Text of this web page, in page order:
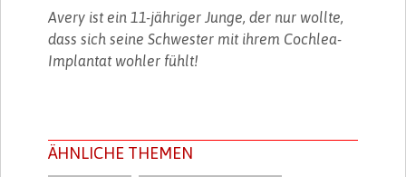
Avery ist ein 11-jähriger Junge, der nur wollte,
dass sich seine Schwester mit ihrem Cochlea-
Implantat wohler fühlt!
ÄHNLICHE THEMEN